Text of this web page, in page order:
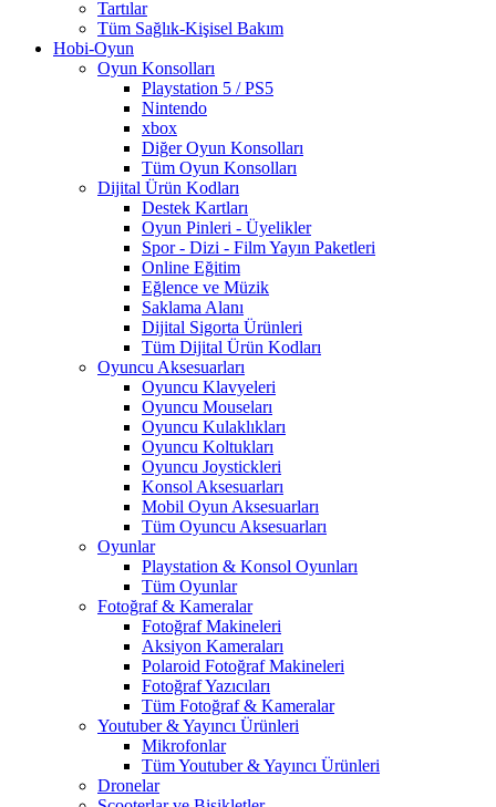
Tartılar
Tüm Sağlık-Kişisel Bakım
Hobi-Oyun
Oyun Konsolları
Playstation 5 / PS5
Nintendo
xbox
Diğer Oyun Konsolları
Tüm Oyun Konsolları
Dijital Ürün Kodları
Destek Kartları
Oyun Pinleri - Üyelikler
Spor - Dizi - Film Yayın Paketleri
Online Eğitim
Eğlence ve Müzik
Saklama Alanı
Dijital Sigorta Ürünleri
Tüm Dijital Ürün Kodları
Oyuncu Aksesuarları
Oyuncu Klavyeleri
Oyuncu Mouseları
Oyuncu Kulaklıkları
Oyuncu Koltukları
Oyuncu Joystickleri
Konsol Aksesuarları
Mobil Oyun Aksesuarları
Tüm Oyuncu Aksesuarları
Oyunlar
Playstation & Konsol Oyunları
Tüm Oyunlar
Fotoğraf & Kameralar
Fotoğraf Makineleri
Aksiyon Kameraları
Polaroid Fotoğraf Makineleri
Fotoğraf Yazıcıları
Tüm Fotoğraf & Kameralar
Youtuber & Yayıncı Ürünleri
Mikrofonlar
Tüm Youtuber & Yayıncı Ürünleri
Dronelar